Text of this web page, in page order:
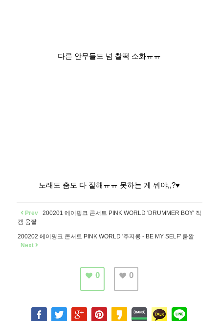
다른 안무들도 넘 찰떡 소화ㅠㅠ
노래도 춤도 다 잘해ㅠㅠ 못하는 게 뭐야,,?♥
Prev
200201 에이핑크 콘서트 PINK WORLD 'DRUMMER BOY' 직
캠 움짤
200202 에이핑크 콘서트 PINK WORLD '주지롱 - BE MY SELF' 움짤
Next
0 0